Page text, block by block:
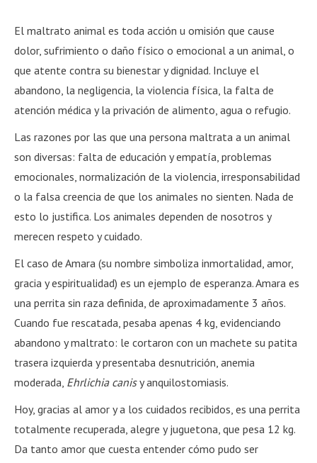
El maltrato animal es toda acción u omisión que cause
dolor, sufrimiento o daño físico o emocional a un animal, o
que atente contra su bienestar y dignidad. Incluye el
abandono, la negligencia, la violencia física, la falta de
atención médica y la privación de alimento, agua o refugio.
Las razones por las que una persona maltrata a un animal
son diversas: falta de educación y empatía, problemas
emocionales, normalización de la violencia, irresponsabilidad
o la falsa creencia de que los animales no sienten. Nada de
esto lo justifica. Los animales dependen de nosotros y
merecen respeto y cuidado.
El caso de Amara (su nombre simboliza inmortalidad, amor,
gracia y espiritualidad) es un ejemplo de esperanza. Amara es
una perrita sin raza definida, de aproximadamente 3 años.
Cuando fue rescatada, pesaba apenas 4 kg, evidenciando
abandono y maltrato: le cortaron con un machete su patita
trasera izquierda y presentaba desnutrición, anemia
moderada, Ehrlichia canisy anquilostomiasis.
Hoy, gracias al amor y a los cuidados recibidos, es una perrita
totalmente recuperada, alegre y juguetona, que pesa 12 kg.
Da tanto amor que cuesta entender cómo pudo ser